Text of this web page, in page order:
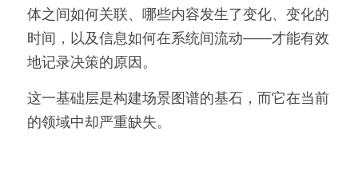
体之间如何关联、哪些内容发生了变化、变化的
时间，以及信息如何在系统间流动——才能有效
地记录决策的原因。
这一基础层是构建场景图谱的基石，而它在当前
的领域中却严重缺失。